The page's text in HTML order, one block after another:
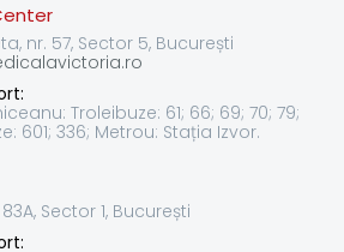
nr. 57, Sector 5, București
Troleibuze: 61; 66; 69; 70; 79;
601; 336; Metrou: Stația Izvor.
Sector 1, București